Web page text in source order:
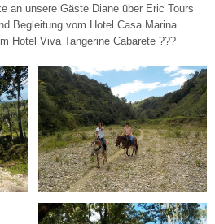
an unsere Gäste Diane über Eric Tours
Begleitung vom Hotel Casa Marina
Hotel Viva Tangerine Cabarete ???